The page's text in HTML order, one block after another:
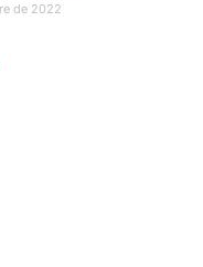
de 2022